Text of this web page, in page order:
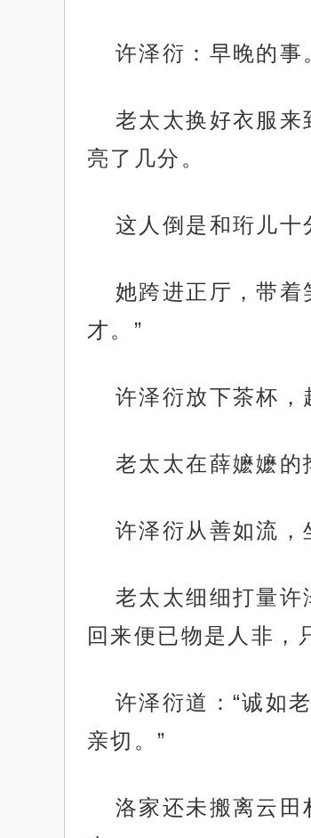
许泽衍：早晚的事
老太太换好衣服
亮了几分。
这人倒是和珩儿十
她跨进正厅，带着
才。”
许泽衍放下茶杯，
老太太在薛嬷嬷的
许泽衍从善如流，
老太太细细打量许
回来便已物是人非，
许泽衍道：“诚如
亲切。”
洛家还未搬离云